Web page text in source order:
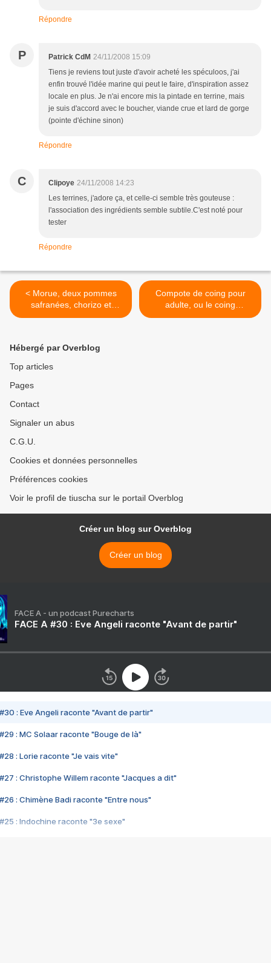
Répondre
P Patrick CdM 24/11/2008 15:09
Tiens je reviens tout juste d'avoir acheté les spéculoos, j'ai
enfin trouvé l'idée marine qui peut le faire, d'inspiration assez
locale en plus. Je n'ai encore mis la pintade en terrine, mais
je suis d'accord avec le boucher, viande crue et lard de gorge
(pointe d'échine sinon)
Répondre
C Clipoye 24/11/2008 14:23
Les terrines, j'adore ça, et celle-ci semble très gouteuse :
l'association des ingrédients semble subtile.C'est noté pour
tester
Répondre
< Morue, deux pommes
safranées, chorizo et
basilic, comme Nicolas Le
Compote de coing pour
adulte, ou le coing
transfiguré ! >
Hébergé par Overblog
Top articles
Pages
Contact
Signaler un abus
C.G.U.
Cookies et données personnelles
Préférences cookies
Voir le profil de tiuscha sur le portail Overblog
Créer un blog sur Overblog
Créer un blog
FACE A - un podcast Purecharts
FACE A #30 : Eve Angeli raconte "Avant de partir"
#30 : Eve Angeli raconte "Avant de partir"
#29 : MC Solaar raconte "Bouge de là"
#28 : Lorie raconte "Je vais vite"
#27 : Christophe Willem raconte "Jacques a dit"
#26 : Chimène Badi raconte "Entre nous"
#25 : Indochine raconte "3e sexe"